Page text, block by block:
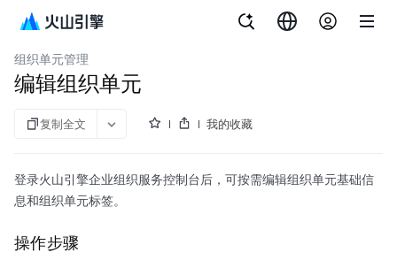
企业组织
组织单元管理
编辑组织单元
复制全文 我的收藏
登录火山引擎企业组织服务控制台后，可按需编辑组织单元基础信
息和组织单元标签。
操作步骤